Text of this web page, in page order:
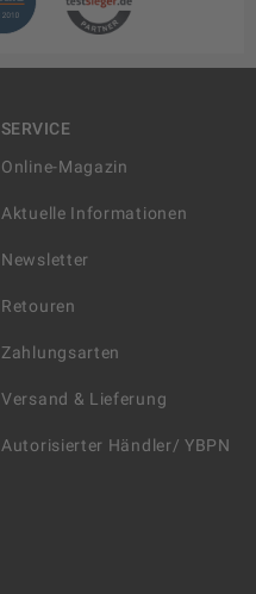
SERVICE
Online-Magazin
Aktuelle Informationen
Newsletter
Retouren
Zahlungsarten
Versand & Lieferung
Autorisierter Händler/ YBPN